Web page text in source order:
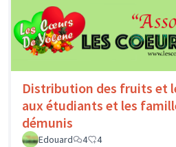
Distribution des fruits et
aux étudiants et les
démunis
Edouard 4 4